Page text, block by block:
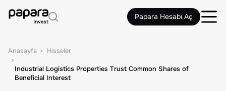
Papara Hesabı Aç
Anasayfa Hisseler
Industrial Logistics Properties Trust Common Shares of
Beneficial Interest